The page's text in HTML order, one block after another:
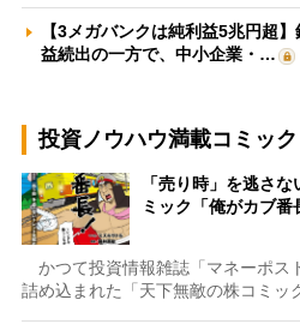
【3メガバンクは純利益5兆円超
益続出の一方で、中小企業・…
投資ノウハウ満載コミック
「売り時」を逃さ
ミック「俺がカブ番
かつて投資情報雑誌「マネーポス
詰め込まれた「天下無敵の株コミッ